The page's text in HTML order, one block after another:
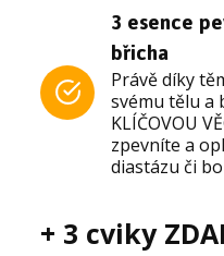
3 esence
břicha
Právě díky
svému tělu a
KLÍČOVOU
zpevníte a
diastázu či
+ 3 cviky